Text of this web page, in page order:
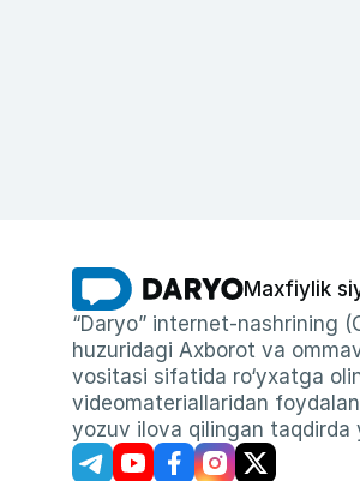
Maxfiylik
“Daryo” internet-nashrining
huzuridagi Axborot va
vositasi sifatida ro‘yxatga
videomateriallaridan
yozuv ilova qilingan taqdirda